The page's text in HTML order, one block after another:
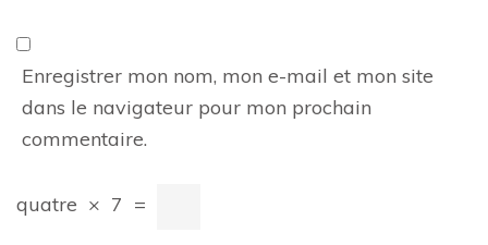
Enregistrer mon nom, mon e-mail et mon site
dans le navigateur pour mon prochain
commentaire.
quatre × 7 =